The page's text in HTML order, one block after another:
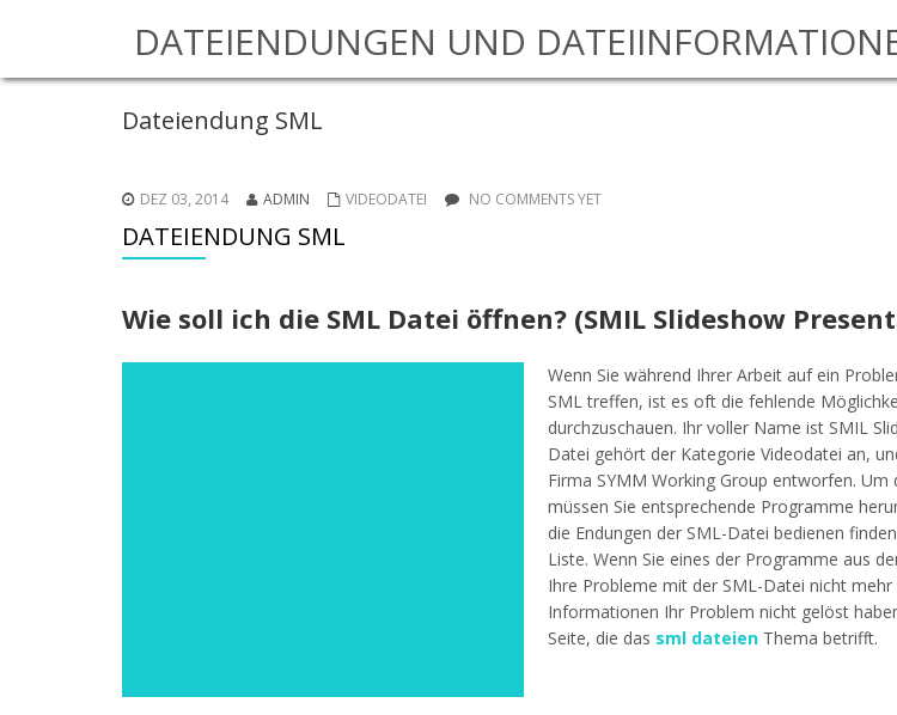
DATEIENDUNGEN UND
Dateiendung SML
DEZ 03, 2014 ADMIN VIDEODATEI NO COMMENTS YET
DATEIENDUNG SML
Wie soll ich die SML Datei öffnen? (SMIL Slideshow
Wenn Sie während Ihrer Arbeit auf ein
SML treffen, ist es oft die fehlende
durchzuschauen. Ihr voller Name ist SMIL
Datei gehört der Kategorie Videodatei an,
Firma SYMM Working Group entworfen.
müssen Sie entsprechende Programme
die Endungen der SML-Datei bedienen
Liste. Wenn Sie eines der Programme aus
Ihre Probleme mit der SML-Datei nicht mehr
Informationen Ihr Problem nicht gelöst
Seite, die das sml dateien Thema betrifft.